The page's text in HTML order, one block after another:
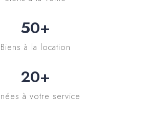
50+
Biens à la location
20+
à votre service